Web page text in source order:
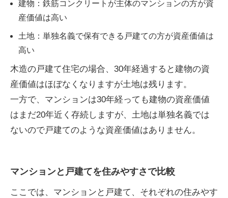
建物：鉄筋コンクリートが主体のマンションの方が資
産価値は高い
土地：単独名義で保有できる戸建ての方が資産価値は
高い
木造の戸建て住宅の場合、30年経過すると建物の資
産価値はほぼなくなりますが土地は残ります。
一方で、マンションは30年経っても建物の資産価値
はまだ20年近く存続しますが、土地は単独名義では
ないので戸建てのような資産価値はありません。
マンションと戸建てを住みやすさで比較
ここでは、マンションと戸建て、それぞれの住みやす